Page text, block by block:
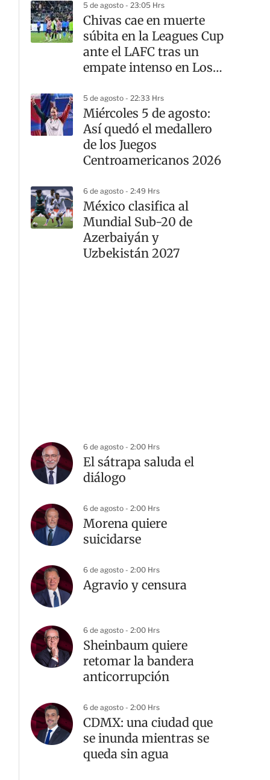
5 de agosto - 23:05 Hrs
Chivas cae en muerte
súbita en la Leagues Cup
ante el LAFC tras un
empate intenso en Los
5 de agosto - 22:33 Hrs
Miércoles 5 de agosto:
Así quedó el medallero
de los Juegos
Centroamericanos 2026
6 de agosto - 2:49 Hrs
México clasifica al
Mundial Sub-20 de
Azerbaiyán y
Uzbekistán 2027
6 de agosto - 2:00 Hrs
El sátrapa saluda el
diálogo
6 de agosto - 2:00 Hrs
Morena quiere
suicidarse
6 de agosto - 2:00 Hrs
Agravio y censura
6 de agosto - 2:00 Hrs
Sheinbaum quiere
retomar la bandera
anticorrupción
6 de agosto - 2:00 Hrs
CDMX: una ciudad que
se inunda mientras se
queda sin agua